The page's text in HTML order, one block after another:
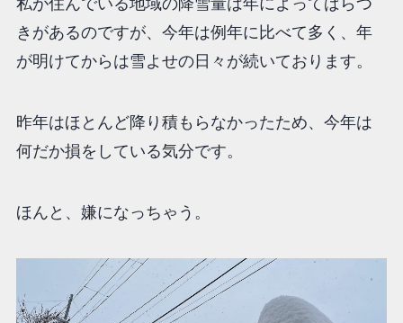
きがあるのですが、今年は例年に比べて多く、年
が明けてからは雪よせの日々が続いております。
昨年はほとんど降り積もらなかったため、今年は
何だか損をしている気分です。
ほんと、嫌になっちゃう。